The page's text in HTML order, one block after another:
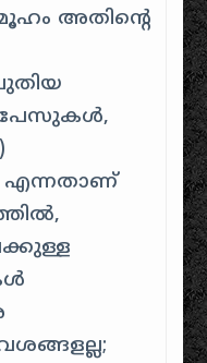
അതിന്റെ
എന്നതാണ്